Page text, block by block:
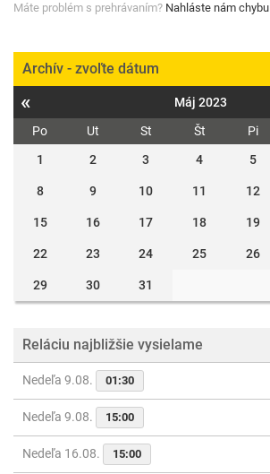
Máte problém s prehrávaním? Nahláste nám chybu
Archív - zvoľte dátum
« Máj 2023
Po Ut St Št Pi
1
2 3 4 5
8 9 10 11 12
15 16 17 18 19
22 23 24 25 26
29 30 31
Reláciu najbližšie vysielame
Nedeľa 9.08. 01:30
Nedeľa 9.08. 15:00
Nedeľa 16.08. 15:00